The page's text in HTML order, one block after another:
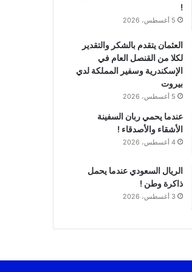
!
5 أغسطس، 2026
العثمان يتقدم بالشكر والتقدير
لكلا من القنصل العام في
الإسكندرية وسفير المملكة لدي
بيروت
5 أغسطس، 2026
عندما يحمي ربان السفينة
الأشقاء والأصدقاء !
4 أغسطس، 2026
الريال السعودي عندما يحمل
ذاكرة وطن !
3 أغسطس، 2026